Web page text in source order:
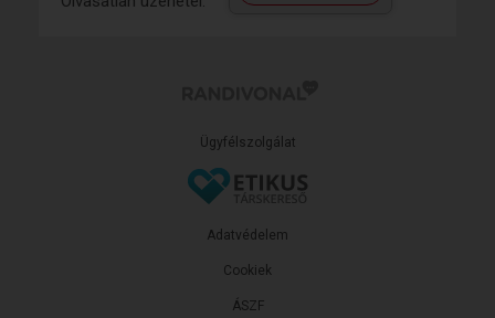
Ügyfélszolgálat
ÁSZF
Adatvédelem
Cookiek